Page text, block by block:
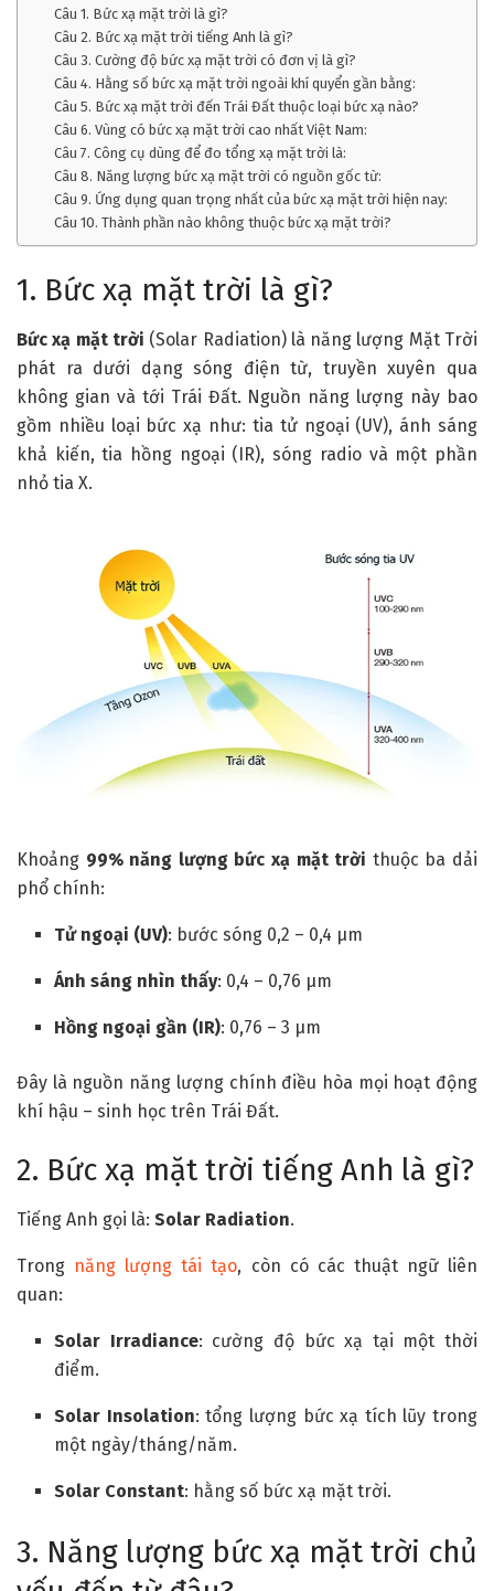
Câu 1. Bức xạ mặt trời là gì?
Câu 2. Bức xạ mặt trời tiếng Anh là gì?
Câu 3. Cường độ bức xạ mặt trời có đơn vị là gì?
Câu 4. Hằng số bức xạ mặt trời ngoài khí quyển gần bằng:
Câu 5. Bức xạ mặt trời đến Trái Đất thuộc loại bức xạ nào?
Câu 6. Vùng có bức xạ mặt trời cao nhất Việt Nam:
Câu 7. Công cụ dùng để đo tổng xạ mặt trời là:
Câu 8. Năng lượng bức xạ mặt trời có nguồn gốc từ:
Câu 9. Ứng dụng quan trọng nhất của bức xạ mặt trời hiện nay:
Câu 10. Thành phần nào không thuộc bức xạ mặt trời?
1. Bức xạ mặt trời là gì?
Bức xạ mặt trời (Solar Radiation) là năng lượng Mặt Trời
phát ra dưới dạng sóng điện từ, truyền xuyên qua
không gian và tới Trái Đất. Nguồn năng lượng này bao
gồm nhiều loại bức xạ như: tia tử ngoại (UV), ánh sáng
khả kiến, tia hồng ngoại (IR), sóng radio và một phần
nhỏ tia X.
Khoảng 99% năng lượng bức xạ mặt trời thuộc ba dải
phổ chính:
Tử ngoại (UV): bước sóng 0,2 – 0,4 μm
Ánh sáng nhìn thấy: 0,4 – 0,76 μm
Hồng ngoại gần (IR): 0,76 – 3 μm
Đây là nguồn năng lượng chính điều hòa mọi hoạt động
khí hậu – sinh học trên Trái Đất.
2. Bức xạ mặt trời tiếng Anh là gì?
Tiếng Anh gọi là: Solar Radiation.
Trong năng lượng tái tạo, còn có các thuật ngữ liên
quan:
Solar Irradiance: cường độ bức xạ tại một thời
điểm.
Solar Insolation: tổng lượng bức xạ tích lũy trong
một ngày/tháng/năm.
Solar Constant: hằng số bức xạ mặt trời.
3. Năng lượng bức xạ mặt trời chủ